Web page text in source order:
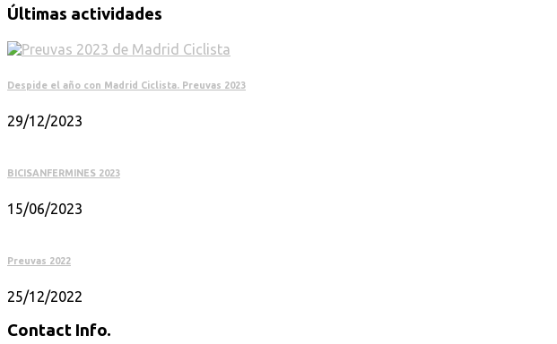
Últimas actividades
Despide el año con Madrid Ciclista. Preuvas 2023
29/12/2023
BICISANFERMINES 2023
15/06/2023
Preuvas 2022
25/12/2022
Contact Info.